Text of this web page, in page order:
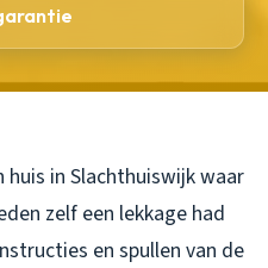
in Slachthuiswijk waar
zelf een lekkage had
en spullen van de